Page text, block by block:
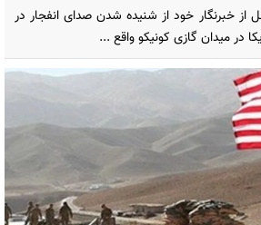
از خبرنگار خود از شنیده شدن صدای انفجار در
در میدان گازی کونیکو واقع ...